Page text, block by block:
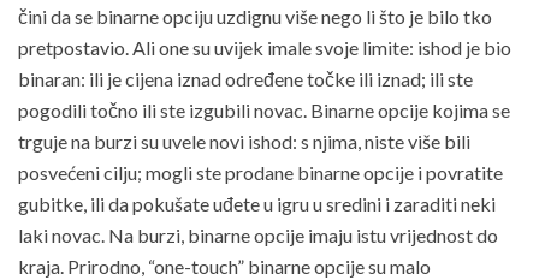
čini da se binarne opciju uzdignu više nego li što je bilo tko
pretpostavio. Ali one su uvijek imale svoje limite: ishod je bio
binaran: ili je cijena iznad određene točke ili iznad; ili ste
pogodili točno ili ste izgubili novac. Binarne opcije kojima se
trguje na burzi su uvele novi ishod: s njima, niste više bili
posvećeni cilju; mogli ste prodane binarne opcije i povratite
gubitke, ili da pokušate uđete u igru u sredini i zaraditi neki
laki novac. Na burzi, binarne opcije imaju istu vrijednost do
kraja. Prirodno, “one-touch” binarne opcije su malo